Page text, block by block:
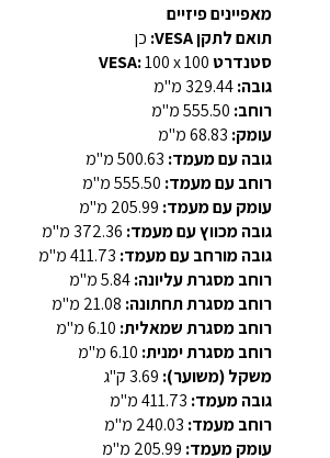
מאפיינים פיזיים
תואם לתקן VESA:
כן
סטנדרט VESA: ‎100 x 100‎
גובה:
רוחב:
עומק:
גובה עם מעמד:
רוחב עם מעמד:
עומק עם מעמד:
גובה מכווץ עם מעמד:
גובה מורחב עם מעמד:
רוחב מסגרת עליונה:
רוחב מסגרת תחתונה:
רוחב מסגרת שמאלית:
רוחב מסגרת ימנית:
משקל (משוער):
גובה מעמד:
רוחב מעמד:
עומק מעמד: